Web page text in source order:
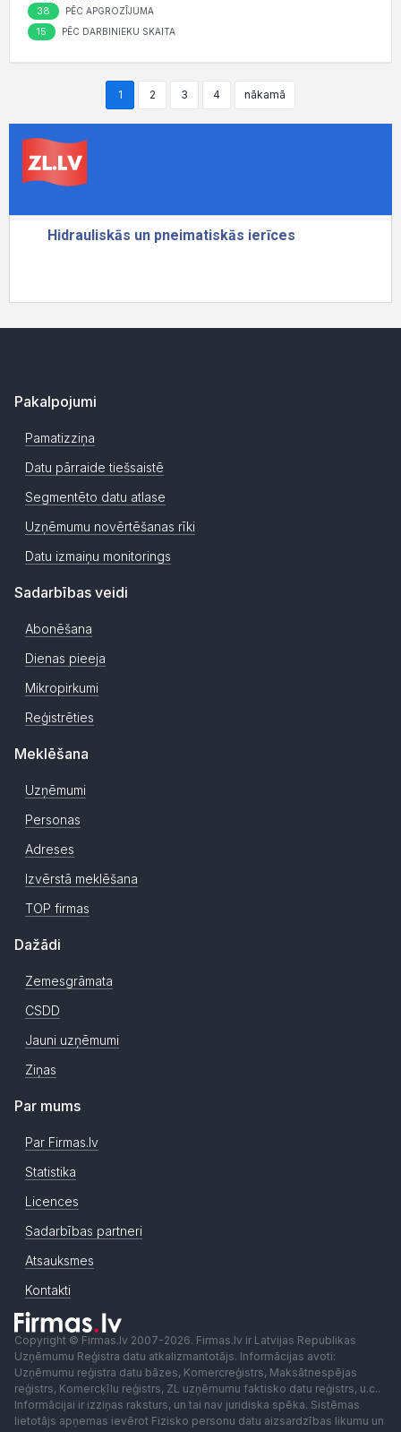
38 PĒC APGROZĪJUMA
15 PĒC DARBINIEKU SKAITA
1 2 3 4 nākamā
Pakalpojumi
Pamatizziņa
Datu pārraide tiešsaistē
Segmentēto datu atlase
Uzņēmumu novērtēšanas rīki
Datu izmaiņu monitorings
Sadarbības veidi
Abonēšana
Dienas pieeja
Mikropirkumi
Reģistrēties
Meklēšana
Uzņēmumi
Personas
Adreses
Izvērstā meklēšana
TOP firmas
Dažādi
Zemesgrāmata
CSDD
Jauni uzņēmumi
Ziņas
Par mums
Par Firmas.lv
Statistika
Licences
Sadarbības partneri
Atsauksmes
Kontakti
Copyright © Firmas.lv 2007-2026. Firmas.lv ir Latvijas Republikas
Uzņēmumu Reģistra datu atkalizmantotājs. Informācijas avoti:
Uzņēmumu reģistra datu bāzes, Komercreģistrs, Maksātnespējas
reģistrs, Komercķīlu reģistrs, ZL uzņēmumu faktisko datu reģistrs, u.c..
Informācijai ir izziņas raksturs, un tai nav juridiska spēka. Sistēmas
lietotājs apņemas ievērot Fizisko personu datu aizsardzības likumu un